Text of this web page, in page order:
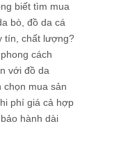
biết tìm mua
bò, đồ da cá
tín, chất lượng?
cách
với đồ da
mua sản
phí giá cả hợp
hành dài